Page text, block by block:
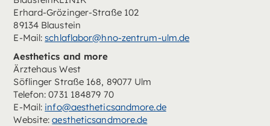
Erhard-Grözinger-Straße 102
89134 Blaustein
E-Mail:schlaflabor@hno-zentrum-ulm.de
Aesthetics and more
Ärztehaus West
Söflinger Straße 168, 89077 Ulm
Telefon: 0731 184879 70
E-Mail: info@aestheticsandmore.de
Website:aestheticsandmore.de